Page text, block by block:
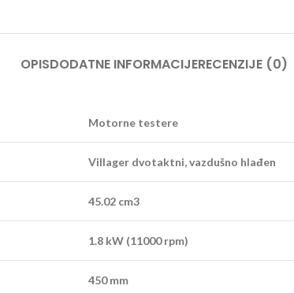
OPISDODATNE INFORMACIJERECENZIJE (0)
Motorne testere
Villager dvotaktni, vazdušno hlađen
45.02 cm3
1.8 kW (11000 rpm)
450 mm